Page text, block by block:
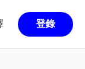
登錄